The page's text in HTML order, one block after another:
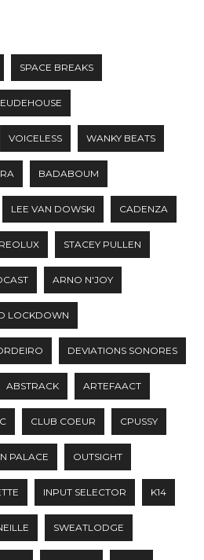
SPACE BREAKS
VOICELESS WANKY BEATS
BADABOUM
LEE VAN DOWSKI CADENZA
STACEY PULLEN
ARNO N'JOY
LOCKDOWN
DEVIATIONS SONORES
ABSTRACK ARTEFAACT
CLUB COEUR CPUSSY
PALACE OUTSIGHT
INPUT SELECTOR K14
SWEATLODGE